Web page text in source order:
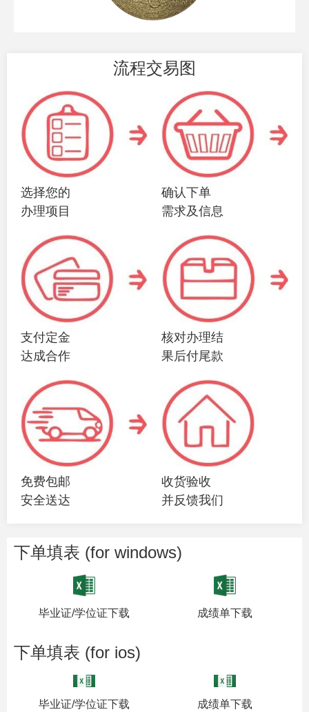
流程交易图
选择您的
办理项目
确认下单
需求及信息
支付定金
达成合作
核对办理结
果后付尾款
免费包邮
安全送达
收货验收
并反馈我们
下单填表 (for windows)
毕业证/学位证下载 成绩单下载
下单填表 (for ios)
毕业证/学位证下载 成绩单下载